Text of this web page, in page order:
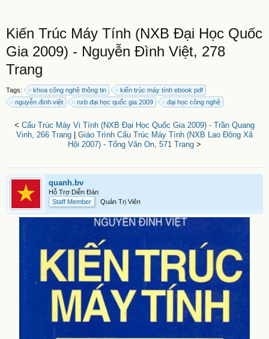
Kiến Trúc Máy Tính (NXB Đại Học Quốc
Gia 2009) - Nguyễn Đình Việt, 278
Trang
Tags: khoa công nghệ thông tin
kiến trúc máy tính ebook pdf
nguyễn đình việt
nxb đại học quốc gia 2009 đại học công nghệ
< Cấu Trúc Máy Vi Tính (NXB Đại Học Quốc Gia 2009) - Trần Quang
Vinh, 266 Trang
Giáo Trình Cấu Trúc Máy Tính (NXB Lao Động Xã
Hội 2007) - Tống Văn On, 571 Trang >
quanh.bv
Hỗ Trợ Diễn Đàn
Staff Member
Quản Trị Viên